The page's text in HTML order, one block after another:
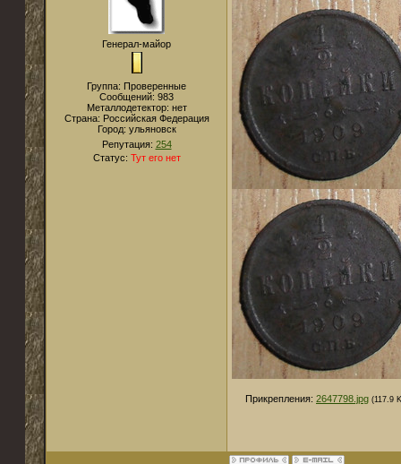
Генерал-майор
Группа: Проверенные
Сообщений: 983
Металлодетектор: нет
Страна: Российская Федерация
Город: ульяновск
Репутация: 254
Статус: Тут его нет
Прикрепления: 2647798.jpg (117.9